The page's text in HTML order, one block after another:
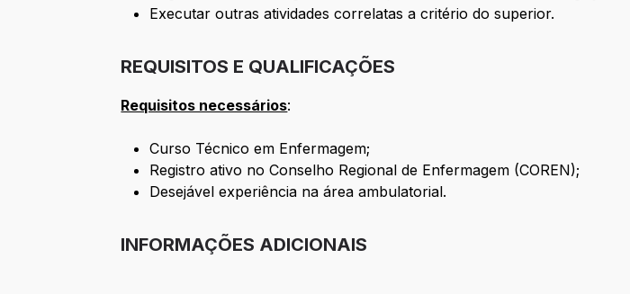
Executar outras atividades correlatas a critério do superior.
REQUISITOS E QUALIFICAÇÕES
Requisitos necessários:
Curso Técnico em Enfermagem;
Registro ativo no Conselho Regional de Enfermagem (COREN);
Desejável experiência na área ambulatorial.
INFORMAÇÕES ADICIONAIS